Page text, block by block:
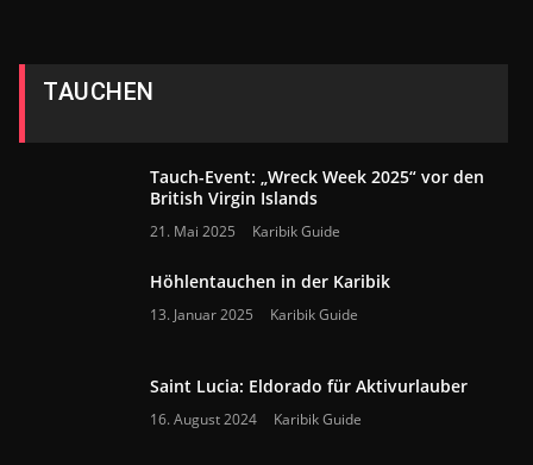
TAUCHEN
Tauch-Event: „Wreck Week 2025“ vor den
British Virgin Islands
21. Mai 2025 Karibik Guide
Höhlentauchen in der Karibik
13. Januar 2025 Karibik Guide
Saint Lucia: Eldorado für Aktivurlauber
16. August 2024 Karibik Guide